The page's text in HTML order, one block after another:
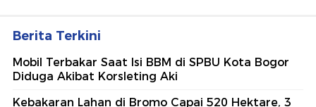
Berita Terkini
Mobil Terbakar Saat Isi BBM di SPBU Kota Bogor
Diduga Akibat Korsleting Aki
Kebakaran Lahan di Bromo Capai 520 Hektare, 3